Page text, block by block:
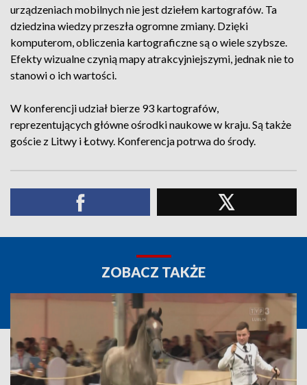
urządzeniach mobilnych nie jest dziełem kartografów. Ta
dziedzina wiedzy przeszła ogromne zmiany. Dzięki
komputerom, obliczenia kartograficzne są o wiele szybsze.
Efekty wizualne czynią mapy atrakcyjniejszymi, jednak nie to
stanowi o ich wartości.
W konferencji udział bierze 93 kartografów,
reprezentujących główne ośrodki naukowe w kraju. Są także
goście z Litwy i Łotwy. Konferencja potrwa do środy.
ZOBACZ TAKŻE